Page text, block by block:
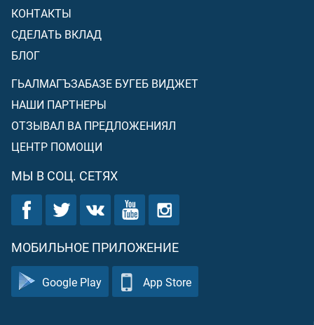
КОНТАКТЫ
СДЕЛАТЬ ВКЛАД
БЛОГ
ГЬАЛМАГЪЗАБАЗЕ БУГЕБ ВИДЖЕТ
НАШИ ПАРТНЕРЫ
ОТЗЫВАЛ ВА ПРЕДЛОЖЕНИЯЛ
ЦЕНТР ПОМОЩИ
МЫ В СОЦ. СЕТЯХ
МОБИЛЬНОЕ ПРИЛОЖЕНИЕ
Google Play App Store